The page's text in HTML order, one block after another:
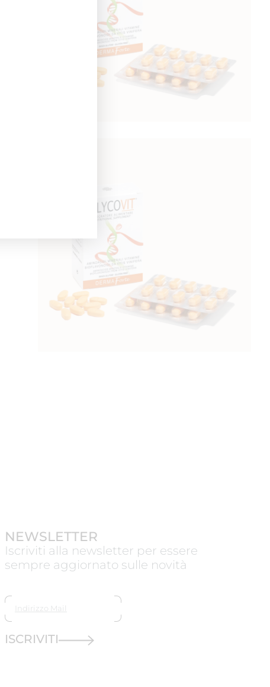
NEWSLETTER
Iscriviti alla newsletter per essere
sempre aggiornato sulle novità
ISCRIVITI